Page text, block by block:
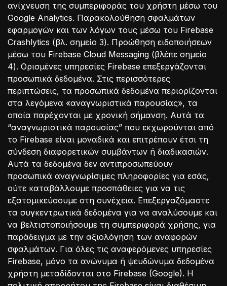
ανίχνευση της συμπεριφοράς του χρήστη μέσω του
Google Analytics. Παρακολούθηση σφαλμάτων
εφαρμογών και των λόγων τους μέσω του Firebase
Crashlytics (βλ. σημείο 3). Προώθηση ειδοποιήσεων
μέσω του Firebase Cloud Messaging (βλέπε σημείο
4). Ορισμένες υπηρεσίες Firebase επεξεργάζονται
προσωπικά δεδομένα. Στις περισσότερες
περιπτώσεις, τα προσωπικά δεδομένα περιορίζονται
στα λεγόμενα «αναγνωριστικά παρουσίας», τα
οποία παρέχονται με χρονική σήμανση. Αυτά τα
“αναγνωριστικά παρουσίας” που εκχωρούνται από
το Firebase είναι μοναδικά και επιτρέπουν έτσι τη
σύνδεση διαφορετικών συμβάντων ή διαδικασιών.
Αυτά τα δεδομένα δεν αντιπροσωπεύουν
προσωπικά αναγνωρίσιμες πληροφορίες για εσάς,
ούτε καταβάλλουμε προσπάθειες για να τις
εξατομικεύσουμε στη συνέχεια. Επεξεργαζόμαστε
τα συγκεντρωτικά δεδομένα για να αναλύσουμε και
να βελτιστοποιήσουμε τη συμπεριφορά χρήσης, για
παράδειγμα με την αξιολόγηση των αναφορών
σφαλμάτων. Για όλες τις αναφερόμενες υπηρεσίες
Firebase, μόνο τα ανώνυμα ή ψευδώνυμα δεδομένα
χρήστη μεταδίδονται στο Firebase (Google). Η